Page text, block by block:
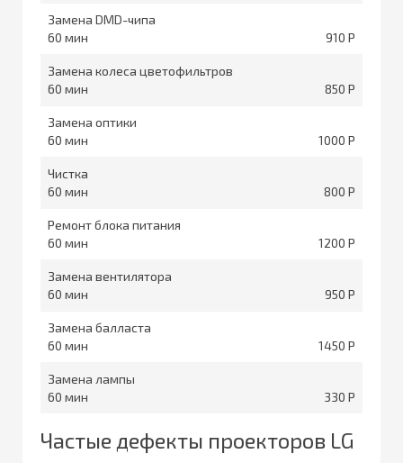
Замена DMD-чипа
60
910
Замена колеса цветофильтров
60
850
Замена оптики
60
1000
Чистка
60
800
Ремонт блока питания
60
1200
Замена вентилятора
60
950
Замена балласта
60
1450
Замена лампы
60
330
Частые дефекты проекторов LG